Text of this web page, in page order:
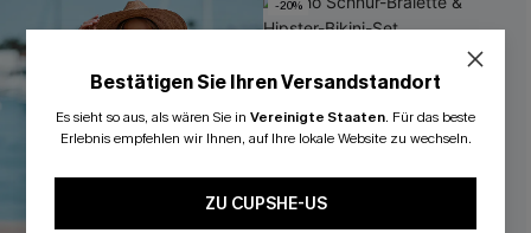
Mit Gratis-Maßband
-20%
Bestätigen Sie Ihren Versandstandort
Es sieht so aus, als wären Sie in Vereinigte Staaten. Für das beste
Erlebnis empfehlen wir Ihnen, auf Ihre lokale Website zu wechseln.
ZU CUPSHE-US